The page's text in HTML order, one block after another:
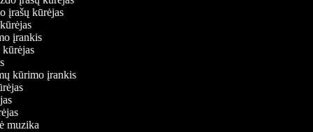
įrašų kūrėjas
įrankis
kūrėjas
kūrimo įrankis
muzika